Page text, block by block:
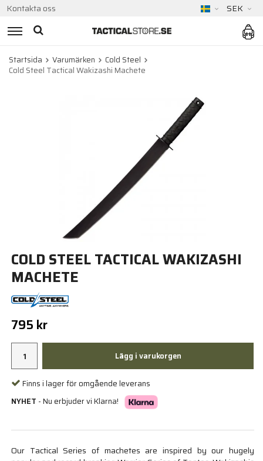
Kontakta oss SEK
Startsida Varumärken
Cold Steel
Cold Steel Tactical Wakizashi Machete
COLD STEEL TACTICAL WAKIZASHI
MACHETE
795 kr
Lägg i varukorgen
Finns i lager för omgående leverans
NYHET - Nu erbjuder vi Klarna!
Our Tactical Series of machetes are inspired by our hugely